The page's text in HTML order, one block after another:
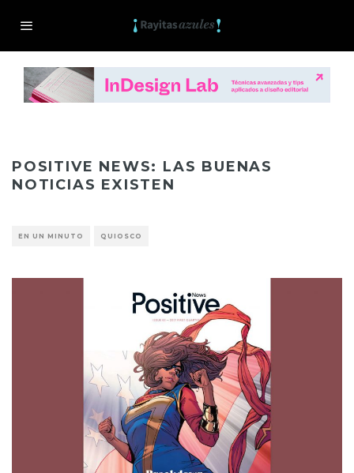
POSITIVE NEWS: LAS BUENAS
NOTICIAS EXISTEN
EN UN MINUTO QUIOSCO